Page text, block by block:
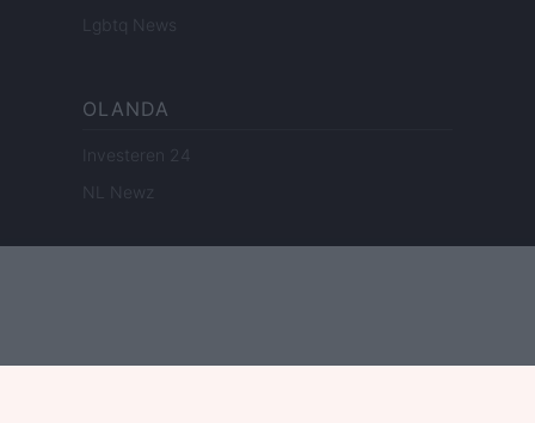
Lgbtq News
OLANDA
Investeren 24
NL Newz